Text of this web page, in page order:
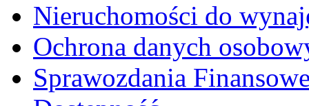
Nieruchomości do
Ochrona danych
Sprawozdania